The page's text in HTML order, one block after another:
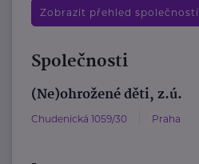
Zobrazit přehled společností
Společnosti
(Ne)ohrožené děti, z.ú.
Chudenická 1059/30 Praha